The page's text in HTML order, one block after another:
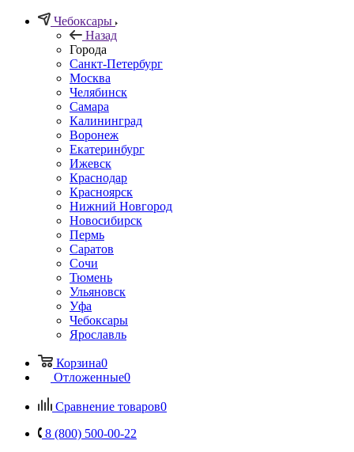
Чебоксары
Назад
Города
Санкт-Петербург
Москва
Челябинск
Самара
Калининград
Воронеж
Екатеринбург
Ижевск
Краснодар
Красноярск
Нижний Новгород
Новосибирск
Пермь
Саратов
Сочи
Тюмень
Ульяновск
Уфа
Чебоксары
Ярославль
Корзина0
Отложенные0
Сравнение товаров0
8 (800) 500-00-22